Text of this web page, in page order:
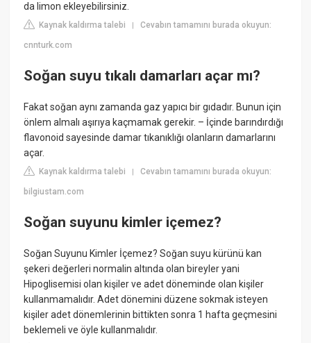
da limon ekleyebilirsiniz.
Kaynak kaldırma talebi |Cevabın tamamını burada okuyun:
cnnturk.com
Soğan suyu tıkalı damarları açar mı?
Fakat soğan aynı zamanda gaz yapıcı bir gıdadır. Bunun için
önlem almalı aşırıya kaçmamak gerekir. – İçinde barındırdığı
flavonoid sayesinde damar tıkanıklığı olanların damarlarını
açar.
Kaynak kaldırma talebi |Cevabın tamamını burada okuyun:
bilgiustam.com
Soğan suyunu kimler içemez?
Soğan Suyunu Kimler İçemez? Soğan suyu kürünü kan
şekeri değerleri normalin altında olan bireyler yani
Hipoglisemisi olan kişiler ve adet döneminde olan kişiler
kullanmamalıdır. Adet dönemini düzene sokmak isteyen
kişiler adet dönemlerinin bittikten sonra 1 hafta geçmesini
beklemeli ve öyle kullanmalıdır.